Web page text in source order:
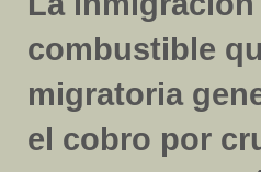
combustible
migratoria
el cobro por